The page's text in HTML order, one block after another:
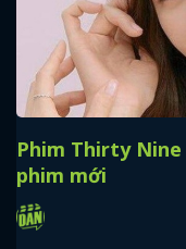
Phim Thirty
phim mới